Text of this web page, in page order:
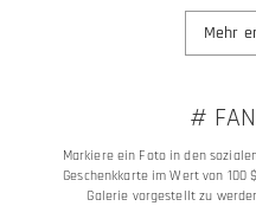
Mehr
#
Markiere ein Foto in den
Geschenkkarte im Wert von
Galerie vorgestellt zu